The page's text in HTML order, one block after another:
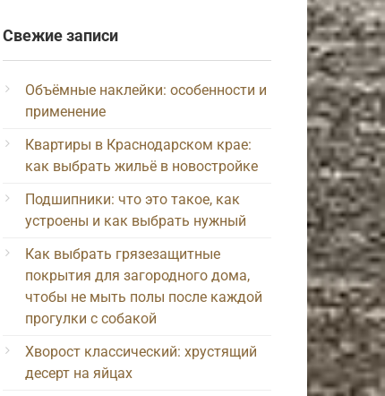
Свежие записи
Объёмные наклейки: особенности и
применение
Квартиры в Краснодарском крае:
как выбрать жильё в новостройке
Подшипники: что это такое, как
устроены и как выбрать нужный
Как выбрать грязезащитные
покрытия для загородного дома,
чтобы не мыть полы после каждой
прогулки с собакой
Хворост классический: хрустящий
десерт на яйцах